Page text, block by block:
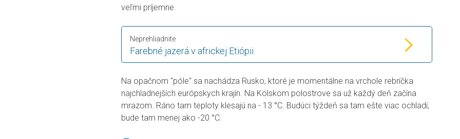
veľmi príjemne.
Farebné jazerá v africkej Etiópii
Neprehliadnite
Na opačnom "póle" sa nachádza Rusko, ktoré je momentálne na vrchole rebríčka
najchladnejších európskych krajín. Na Kolskom polostrove sa už každý deň začína
mrazom. Ráno tam teploty klesajú na - 13 °C. Budúci týždeň sa tam ešte viac ochladí,
bude tam menej ako -20 °C.